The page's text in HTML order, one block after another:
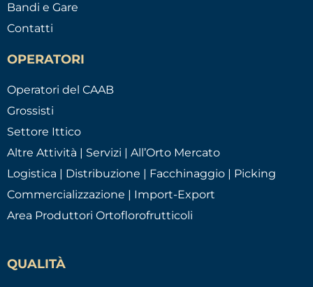
Bandi e Gare
Contatti
OPERATORI
Operatori del CAAB
Grossisti
Settore Ittico
Altre Attività | Servizi | All’Orto Mercato
Logistica | Distribuzione | Facchinaggio | Picking
Commercializzazione | Import-Export
Area Produttori Ortoflorofrutticoli
QUALITÀ